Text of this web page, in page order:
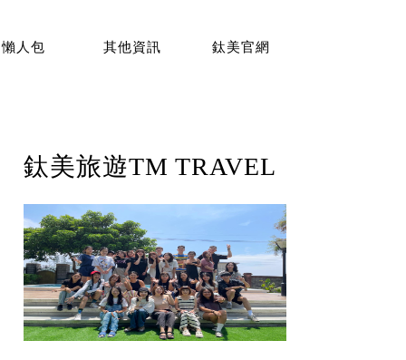
懶人包 其他資訊 鈦美官網
鈦美旅遊TM TRAVEL